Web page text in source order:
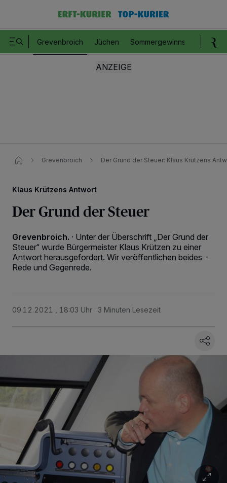
Grevenbroich Jüchen Sommergewinnspiel
Grevenbroich Der Grund der Steuer: Klaus Krützens
Klaus Krützens Antwort
Der Grund der Steuer
Grevenbroich. · Unter der Überschrift „Der Grund der
Steuer“ wurde Bürgermeister Klaus Krützen zu einer
Antwort herausgefordert. Wir veröffentlichen beides -
Rede und Gegenrede.
09.12.2021 , 18:03 Uhr 3 Minuten Lesezeit
Wir und unsere218-Partner speichern und greifen auf personenbezogene Daten
wie Browserdaten oder eindeutige Kennungen auf Ihrem Gerät zu. Durch Auswahl
von OK aktivieren Sie Tracking-Technologien für die unter „Wir und unsere
Partner verarbeiten Daten, um Ihnen Dienste bereitzustellen“ aufgeführten
Zwecke. Wenn Tracker deaktiviert sind, sind manche Inhalte und Anzeigen
möglicherweise nicht mehr so relevant für Sie. Sie können dieses Menü jederzeit
wieder aufrufen, um Ihre Einstellungen zu ändern oder Ihre Einwilligung zu